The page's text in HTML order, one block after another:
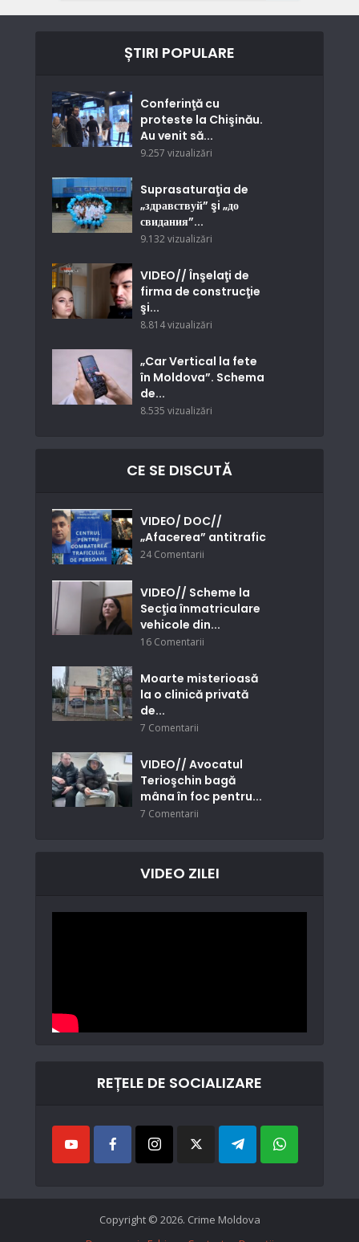
ȘTIRI POPULARE
Conferinţă cu
proteste la Chişinău.
Au venit să...
9.257 vizualizări
Suprasaturaţia de
„здравствуй” şi „до
свидания”...
9.132 vizualizări
VIDEO// Înşelaţi de
firma de construcţie
şi...
8.814 vizualizări
„Car Vertical la fete
în Moldova”. Schema
de...
8.535 vizualizări
CE SE DISCUTĂ
VIDEO/ DOC//
„Afacerea” antitrafic
24 Comentarii
VIDEO// Scheme la
Secţia înmatriculare
vehicole din...
16 Comentarii
Moarte misterioasă
la o clinică privată
de...
7 Comentarii
VIDEO// Avocatul
Terioşchin bagă
mâna în foc pentru...
7 Comentarii
VIDEO ZILEI
REȚELE DE SOCIALIZARE
Copyright © 2026. Crime Moldova